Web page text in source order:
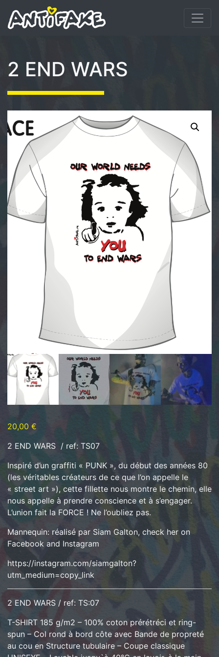
2 END WARS
20,00 €
2 END WARS / ref: TS07
Inspiré d’un graffiti « PUNK », du début des années 80
(les véritables créateurs de ce que l’on appelle le
« street art »), cette fillette nous montre le chemin, elle
nous appelle à prendre conscience et à s’engager.
L’union fait la FORCE ! Ne l’oubliez pas.
Mannequin: réalisé par Siam Galton, check her on
Facebook and Instagram
https://instagram.com/siamgalton?
utm_medium=copy_link
2 END WARS / ref: TS:07
T-SHIRT 185 g/m2 – 100% coton prérétréci et ring-
spun – Col rond à bord côte avec Bande de propreté
au cou en Structure tubulaire – Coupe classique